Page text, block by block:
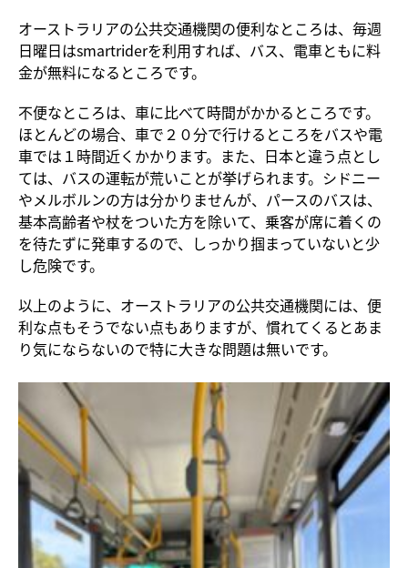
オーストラリアの公共交通機関の便利なところは、毎週
日曜日はsmartriderを利用すれば、バス、電車ともに料
金が無料になるところです。
不便なところは、車に比べて時間がかかるところです。
ほとんどの場合、車で２０分で行けるところをバスや電
車では１時間近くかかります。また、日本と違う点とし
ては、バスの運転が荒いことが挙げられます。シドニー
やメルボルンの方は分かりませんが、パースのバスは、
基本高齢者や杖をついた方を除いて、乗客が席に着くの
を待たずに発車するので、しっかり掴まっていないと少
し危険です。
以上のように、オーストラリアの公共交通機関には、便
利な点もそうでない点もありますが、慣れてくるとあま
り気にならないので特に大きな問題は無いです。